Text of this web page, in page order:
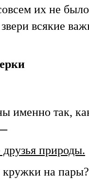
их не
всякие
именно так,
природы.
на пары?